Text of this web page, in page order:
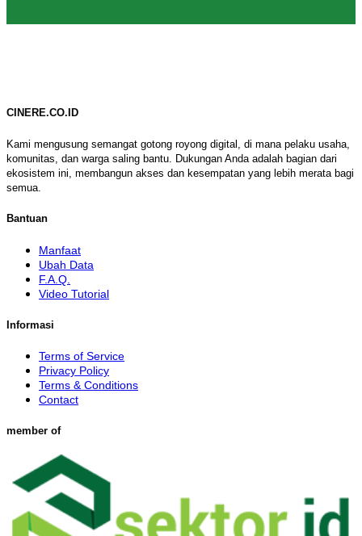
CINERE.CO.ID
Kami mengusung semangat gotong royong digital, di mana pelaku usaha,
komunitas, dan warga saling bantu. Dukungan Anda adalah bagian dari
ekosistem ini, membangun akses dan kesempatan yang lebih merata bagi
semua.
Bantuan
Manfaat
Ubah Data
F.A.Q.
Video Tutorial
Informasi
Terms of Service
Privacy Policy
Terms & Conditions
Contact
member of